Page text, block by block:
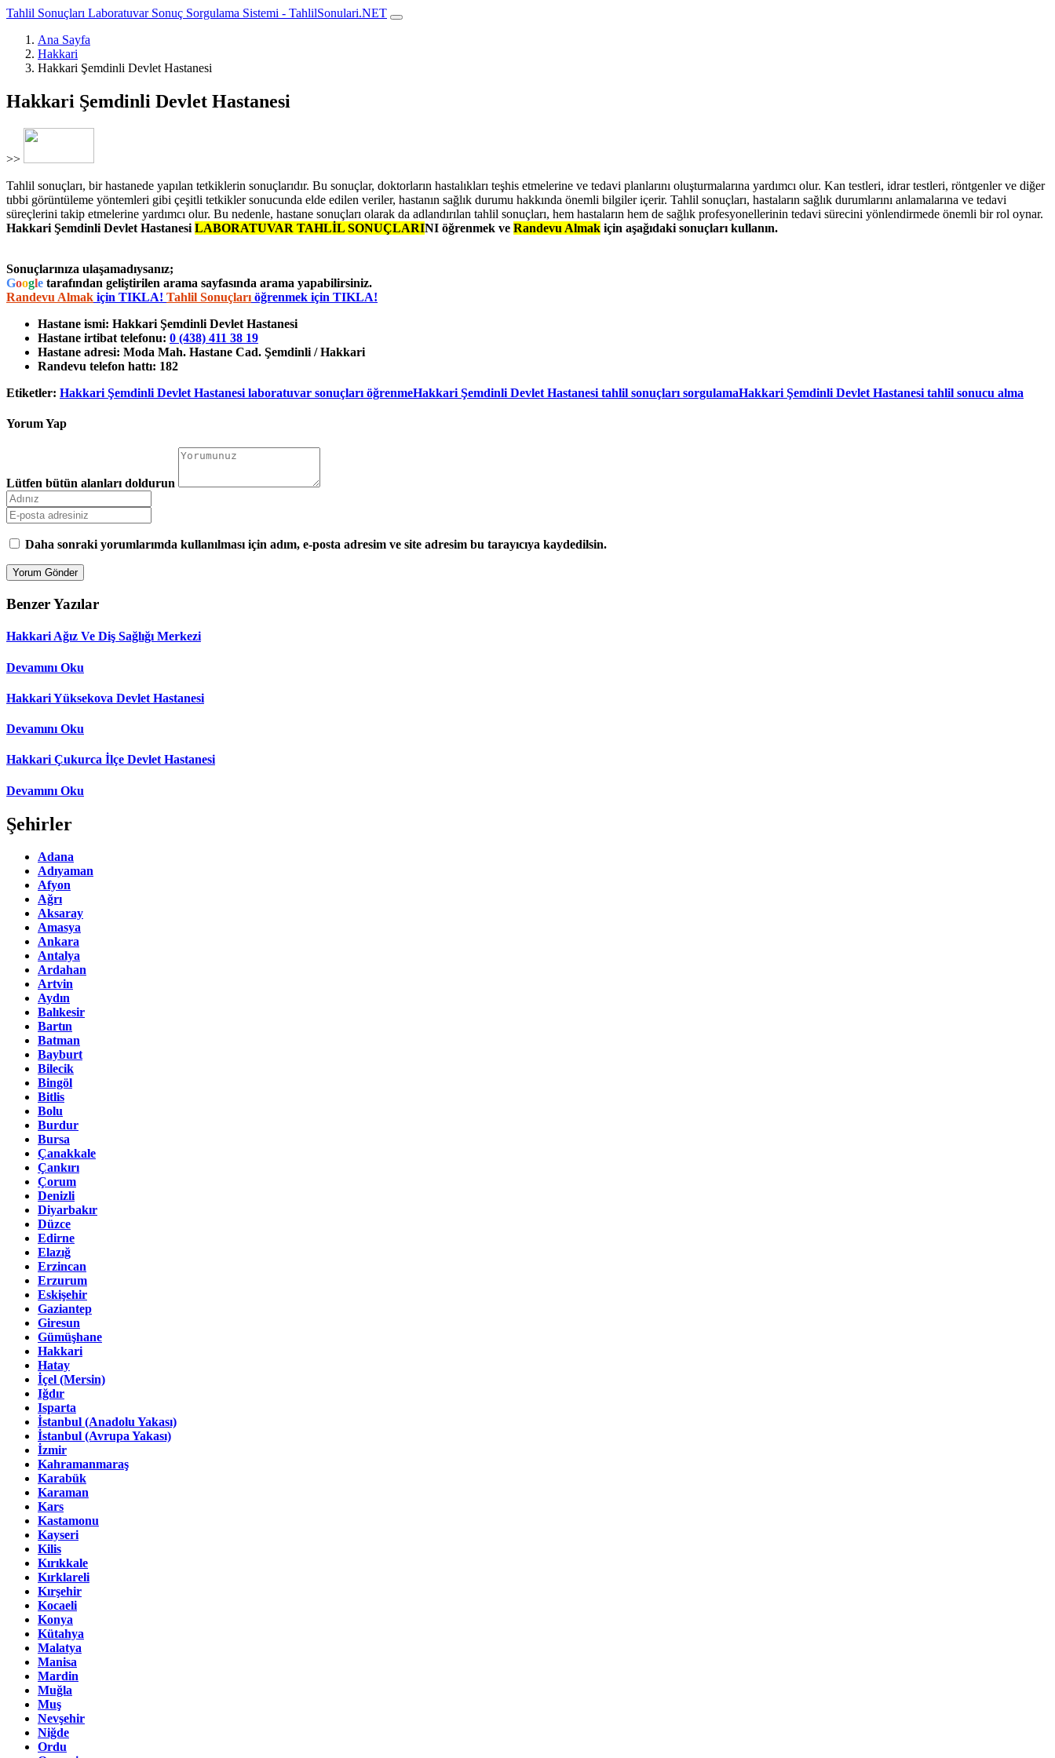
Tahlil Sonuçları Laboratuvar Sonuç Sorgulama Sistemi - TahlilSonulari.NET
Ana Sayfa
Hakkari
Hakkari Şemdinli Devlet Hastanesi
Hakkari Şemdinli Devlet Hastanesi
>>
Tahlil sonuçları, bir hastanede yapılan tetkiklerin sonuçlarıdır. Bu sonuçlar, doktorların hastalıkları teşhis etmelerine ve tedavi planlarını oluşturmalarına yardımcı olur. Kan testleri, idrar testleri, röntgenler ve diğer
tıbbi görüntüleme yöntemleri gibi çeşitli tetkikler sonucunda elde edilen veriler, hastanın sağlık durumu hakkında önemli bilgiler içerir. Tahlil sonuçları, hastaların sağlık durumlarını anlamalarına ve tedavi
süreçlerini takip etmelerine yardımcı olur. Bu nedenle, hastane sonuçları olarak da adlandırılan tahlil sonuçları, hem hastaların hem de sağlık profesyonellerinin tedavi sürecini yönlendirmede önemli bir rol oynar.
Hakkari Şemdinli Devlet Hastanesi LABORATUVAR TAHLİL SONUÇLARINI öğrenmek ve Randevu Almak için aşağıdaki sonuçları kullanın.
Sonuçlarınıza ulaşamadıysanız;
Google tarafından geliştirilen arama sayfasında arama yapabilirsiniz.
Randevu Almak için TIKLA! Tahlil Sonuçları öğrenmek için TIKLA!
Hastane ismi: Hakkari Şemdinli Devlet Hastanesi
Hastane irtibat telefonu: 0 (438) 411 38 19
Hastane adresi: Moda Mah. Hastane Cad. Şemdinli / Hakkari
Randevu telefon hattı: 182
Etiketler: Hakkari Şemdinli Devlet Hastanesi laboratuvar sonuçları öğrenmeHakkari Şemdinli Devlet Hastanesi tahlil sonuçları sorgulamaHakkari Şemdinli Devlet Hastanesi tahlil sonucu alma
Yorum Yap
Lütfen bütün alanları doldurun
Daha sonraki yorumlarımda kullanılması için adım, e-posta adresim ve site adresim bu tarayıcıya kaydedilsin.
Benzer Yazılar
Hakkari Ağız Ve Diş Sağlığı Merkezi
Devamını Oku
Hakkari Yüksekova Devlet Hastanesi
Devamını Oku
Hakkari Çukurca İlçe Devlet Hastanesi
Devamını Oku
Şehirler
Adana
Adıyaman
Afyon
Ağrı
Aksaray
Amasya
Ankara
Antalya
Ardahan
Artvin
Aydın
Balıkesir
Bartın
Batman
Bayburt
Bilecik
Bingöl
Bitlis
Bolu
Burdur
Bursa
Çanakkale
Çankırı
Çorum
Denizli
Diyarbakır
Düzce
Edirne
Elazığ
Erzincan
Erzurum
Eskişehir
Gaziantep
Giresun
Gümüşhane
Hakkari
Hatay
İçel (Mersin)
Iğdır
Isparta
İstanbul (Anadolu Yakası)
İstanbul (Avrupa Yakası)
İzmir
Kahramanmaraş
Karabük
Karaman
Kars
Kastamonu
Kayseri
Kilis
Kırıkkale
Kırklareli
Kırşehir
Kocaeli
Konya
Kütahya
Malatya
Manisa
Mardin
Muğla
Muş
Nevşehir
Niğde
Ordu